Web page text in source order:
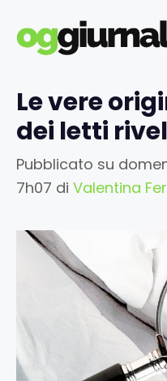
contenuto
Le vere
dei letti
Pubblicato su
7h07 di Valentina